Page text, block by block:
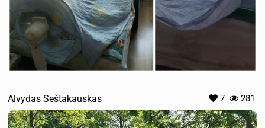
Alvydas Šeštakauskas 7 281